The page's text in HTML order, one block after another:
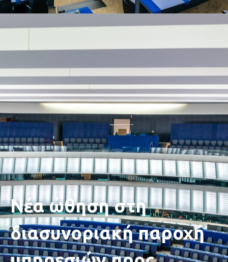
Νέα ώθηση στη
διασυνοριακή παροχή